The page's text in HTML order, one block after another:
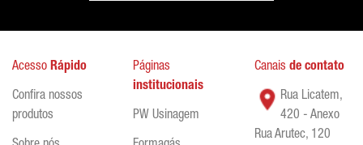
Acesso Rápido
Confira nossos
produtos
Páginas
institucionais
PW Usinagem
Canais de contato
Rua Licatem,
420 - Anexo
Rua Arutec, 120